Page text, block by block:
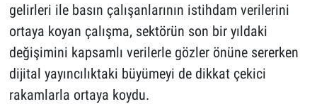
gelirleri ile basın çalışanlarının istihdam verilerini
ortaya koyan çalışma, sektörün son bir yıldaki
değişimini kapsamlı verilerle gözler önüne sererken
dijital yayıncılıktaki büyümeyi de dikkat çekici
rakamlarla ortaya koydu.